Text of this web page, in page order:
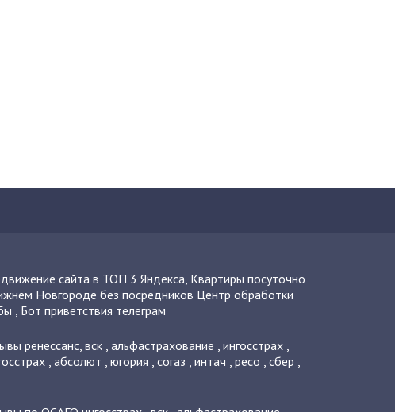
сайта в ТОП 3 Яндекса, Квартиры посуточно
Новгороде без посредников Центр обработки
, Бот приветствия телеграм
ренессанс, вск, альфастрахование , ингосстрах,
, абсолют , югория , согаз , интач , ресо , сбер ,